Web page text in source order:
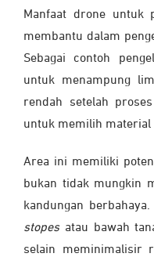
Manfaat drone untuk
membantu dalam
Sebagai contoh
untuk menampung
rendah setelah
untuk memilih material
Area ini memiliki
bukan tidak mungkin
kandungan
stopesatau bawah
selain meminimalisir